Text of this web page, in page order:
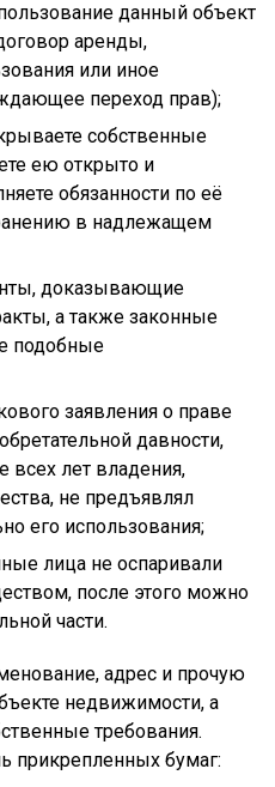
данный объект
аренды,
или иное
переход прав);
собственные
ею открыто и
обязанности по её
в надлежащем
доказывающие
а также законные
подобные
заявления о праве
давности,
всех лет владения,
не предъявлял
его использования;
лица не оспаривали
после этого можно
части.
адрес и прочую
недвижимости, а
требования.
прикрепленных бумаг: